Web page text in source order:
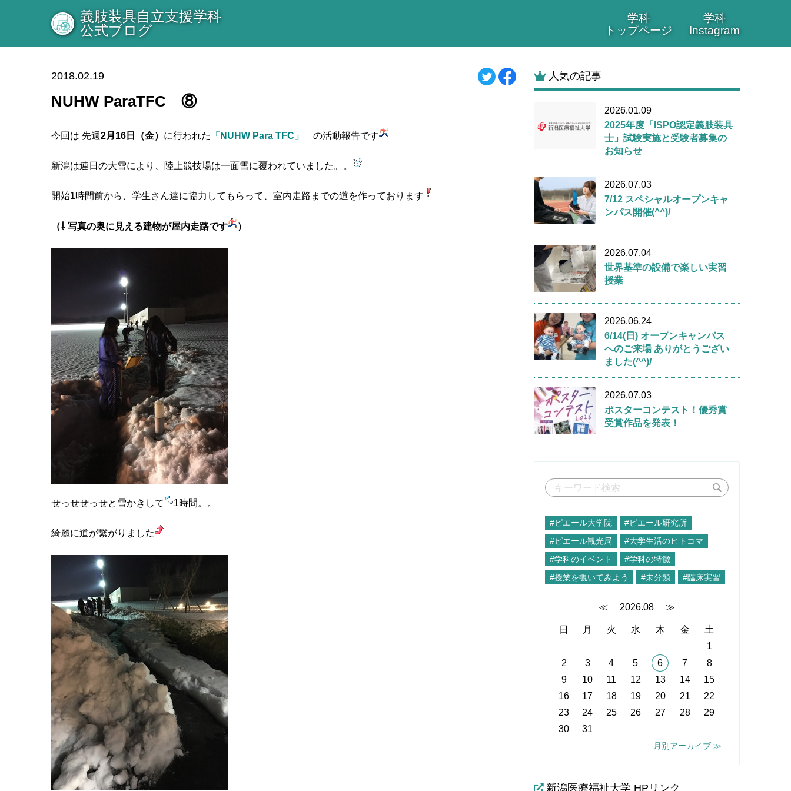
学科
トップページ
学科
Instagram
義肢装具自立支援学科
公式ブログ
2018.02.19
NUHW ParaTFC ⑧
今回は 先週2月16日（金） に行われた 「NUHW Para TFC」 の活動報告です
新潟は連日の大雪により、陸上競技場は一面雪に覆われていました。。
開始1時間前から、学生さん達に協力してもらって、室内走路までの道を作っております
（⇩ 写真の奥に見える建物が屋内走路です ）
せっせせっせと雪かきして 1時間。。
綺麗に道が繋がりました
人気の記事
2026.01.09
2025年度「ISPO認定義肢装具
士」試験実施と受験者募集の
お知らせ
2026.07.03
7/12 スペシャルオープンキャ
ンパス開催(^^)/
2026.07.04
世界基準の設備で楽しい実習
授業
2026.06.24
6/14(日) オープンキャンパス
へのご来場 ありがとうござい
ました(^^)/
2026.07.03
ポスターコンテスト！優秀賞
受賞作品を発表！
#ピエール大学院
#ピエール研究所
#ピエール観光局
#大学生活のヒトコマ
#学科のイベント
#学科の特徴
#授業を覗いてみよう
#未分類 #臨床実習
≪ 2026.08 ≫
日 月 火 水 木 金
土
1
2
3 4 5 6 7
8
9
10 11 12 13 14
15
16
17 18 19 20 21
22
23
24 25 26 27 28
29
30
31
月別アーカイブ ≫
新潟医療福祉大学 HPリンク